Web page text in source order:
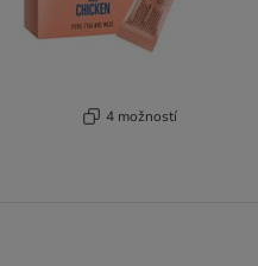
4 možností